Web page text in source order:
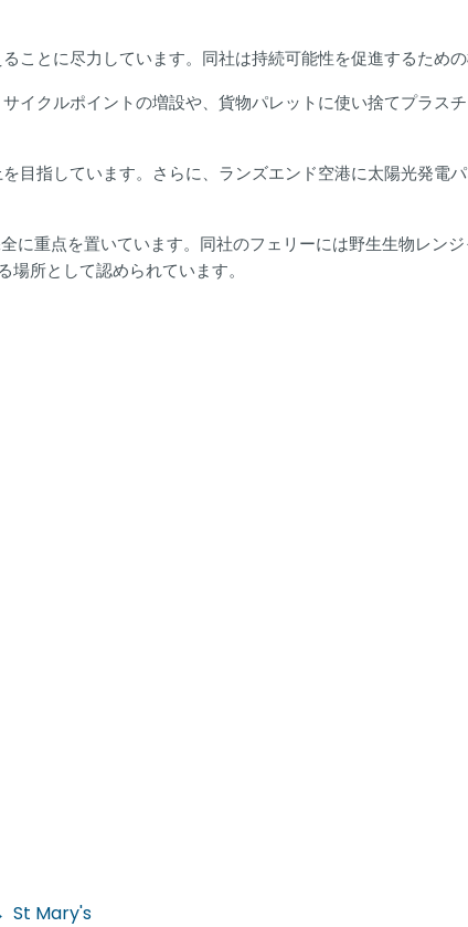
とに尽力しています。同社は持続可能性を促進するため
イクルポイントの増設や、貨物パレットに使い捨てプラス
目指しています。さらに、ランズエンド空港に太陽光発電
重点を置いています。同社のフェリーには野生生物レン
所として認められています。
St Mary's